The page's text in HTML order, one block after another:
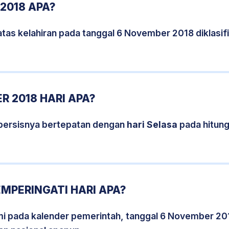
APA?
kelahiran pada tanggal 6 November 2018
2018 HARI APA?
bertepatan dengan hari Selasa pada
HARI APA?
pada kalender pemerintah, tanggal 6 November